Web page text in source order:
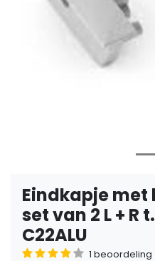
Eindkapje
set van 2 L + R
C22ALU
1 beoordeling